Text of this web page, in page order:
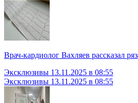
Врач-кардиолог Вахляев рассказал
Эксклюзивы 13.11.2025 в 08:55
Эксклюзивы 13.11.2025 в 08:55